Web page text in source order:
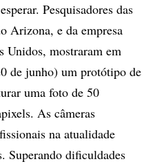
Pesquisadores das
Arizona, e da empresa
Unidos, mostraram em
de junho) um protótipo de
uma foto de 50
As câmeras
na atualidade
Superando dificuldades